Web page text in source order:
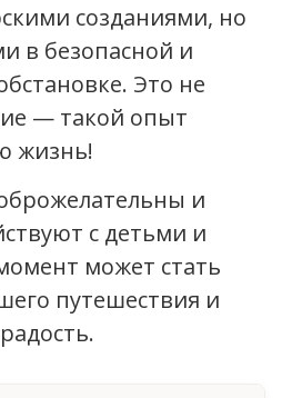
созданиями, но
в безопасной и
Это не
— такой опыт
жизнь!
и
с детьми и
может стать
путешествия и